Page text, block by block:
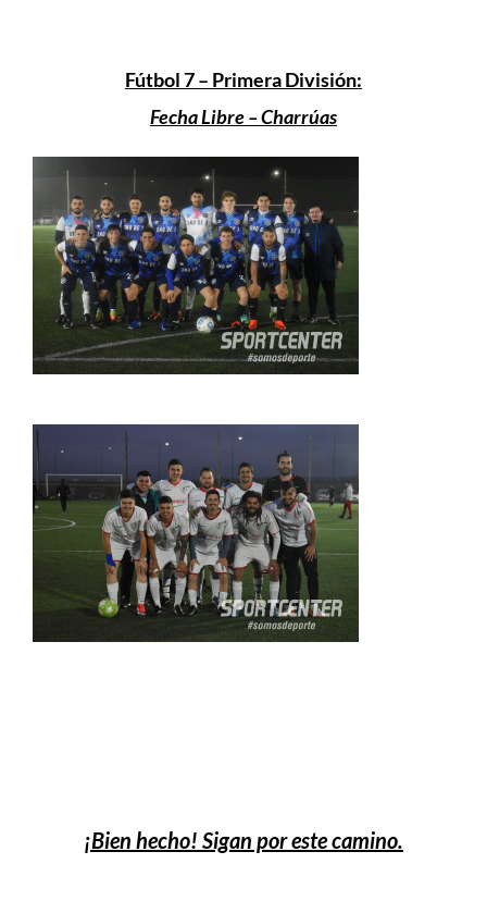
Fútbol 7 – Primera División:
Fecha Libre – Charrúas
¡Bien hecho! Sigan por este camino.